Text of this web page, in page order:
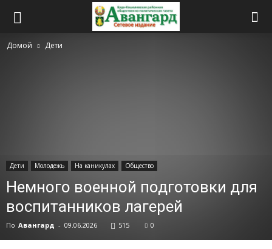
Домой Дети
Дети Молодежь На каникулах Общество
Немного военной подготовки для
воспитанников лагерей
По Авангард - 09.06.2026 515 0